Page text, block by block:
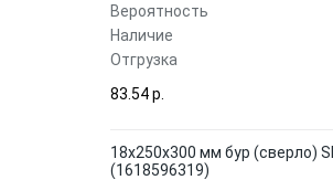
Вероятность
Наличие
Отгрузка
83.54 p.
18х250х300 мм бур (сверло)
(1618596319)